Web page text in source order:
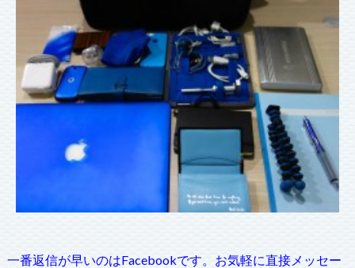
一番返信が早いのはFacebookです。お気軽に直接メッセー